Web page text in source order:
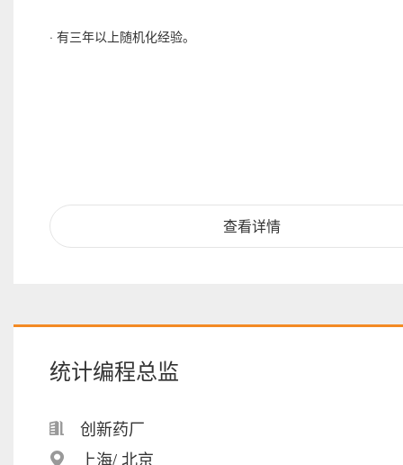
· 有三年以上随机化经验。
查看详情
统计编程总监
创新药厂
上海/ 北京